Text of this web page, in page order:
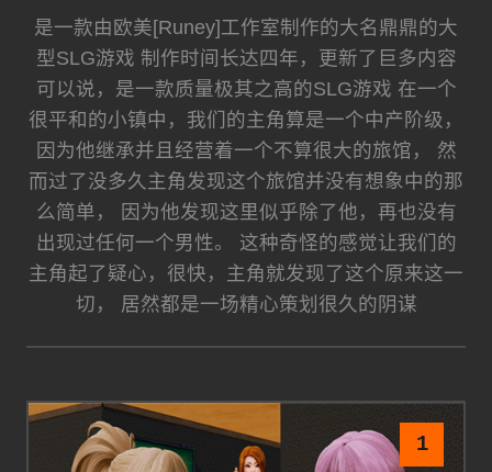
是一款由欧美[Runey]工作室制作的大名鼎鼎的大
型SLG游戏 制作时间长达四年，更新了巨多内容
可以说，是一款质量极其之高的SLG游戏 在一个
很平和的小镇中，我们的主角算是一个中产阶级，
因为他继承并且经营着一个不算很大的旅馆， 然
而过了没多久主角发现这个旅馆并没有想象中的那
么简单， 因为他发现这里似乎除了他，再也没有
出现过任何一个男性。 这种奇怪的感觉让我们的
主角起了疑心，很快，主角就发现了这个原来这一
切， 居然都是一场精心策划很久的阴谋
1